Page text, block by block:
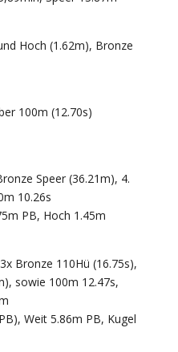
Hoch (1.62m), Bronze
100m (12.70s)
Speer (36.21m), 4.
10.26s
PB, Hoch 1.45m
Bronze 110Hü (16.75s),
sowie 100m 12.47s,
Weit 5.86m PB, Kugel